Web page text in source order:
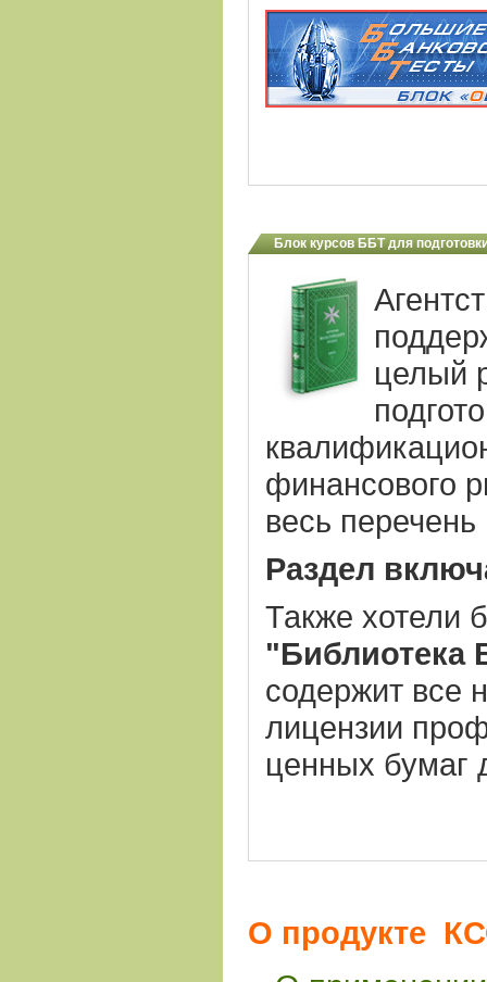
Блок курсов ББТ для
целый
финансового
весь
Раздел
Также хотели
"Библиотека
содержит все
лицензии
ценных бумаг
О продукте